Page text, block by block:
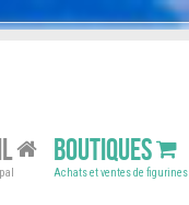
BOUTIQUES
Achats et ventes de figurines